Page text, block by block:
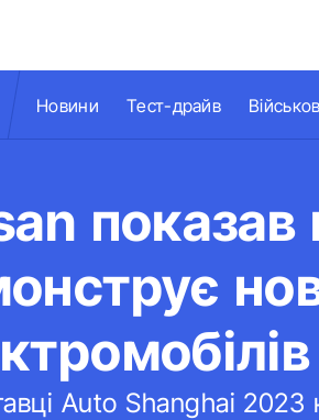
Новини Тест-драйв
показав
Auto Shanghai 2023